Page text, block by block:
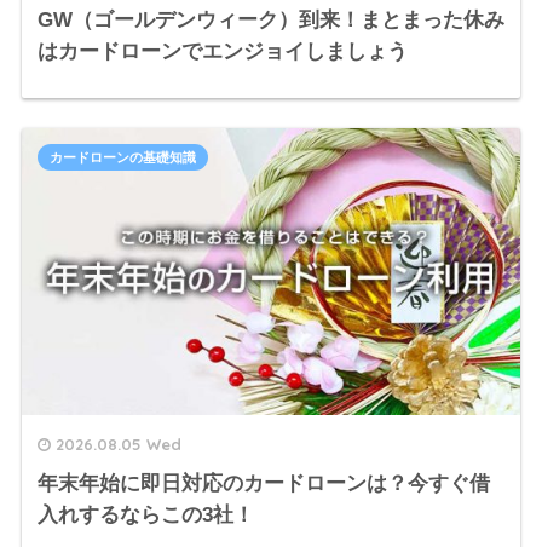
GW（ゴールデンウィーク）到来！まとまった休み
はカードローンでエンジョイしましょう
2026.08.05 Wed
年末年始に即日対応のカードローンは？今すぐ借
入れするならこの3社！
カードローンの基礎知識